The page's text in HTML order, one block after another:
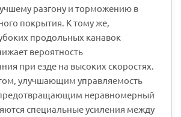
разгону и торможению в
покрытия. К тому же,
продольных канавок
вероятность
при езде на высоких скоростях.
улучшающим управляемость
неравномерный
специальные усиления между